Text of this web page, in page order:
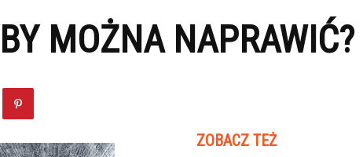
MOŻNA NAPRAWIĆ?
ZOBACZ TEŻ